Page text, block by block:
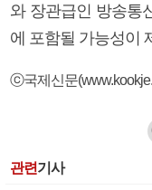
와 장관급인 방송통
에 포함될 가능성이
ⓒ국제신문
관련기사